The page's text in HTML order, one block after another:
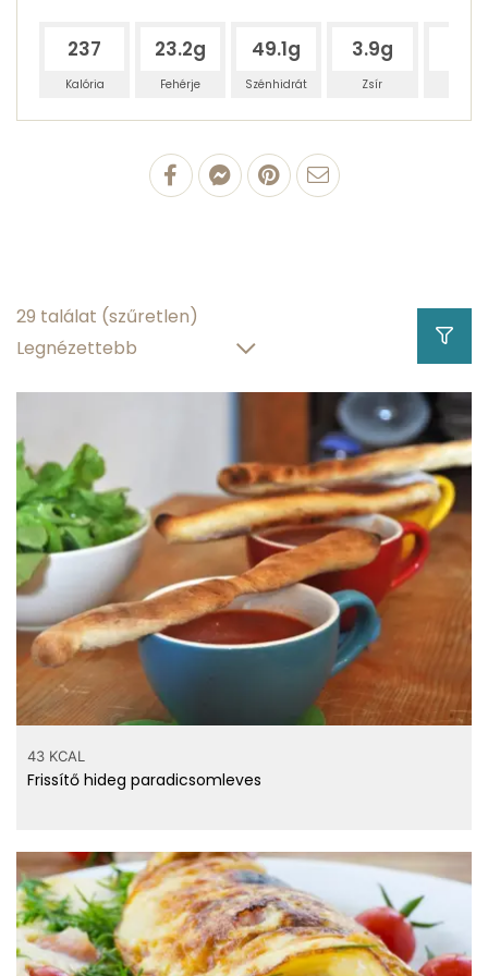
237
Kalória
23.2g
Fehérje
49.1g
Szénhidrát
3.9g
Zsír
100 g Turbolya
szénhidráttartalom
víztartalom 7.2 g
Hány kalória
gramm
turbolya?
Top ásványi anyagok
29 találat (szűretlen)
43 KCAL
Frissítő hideg paradicsomleves